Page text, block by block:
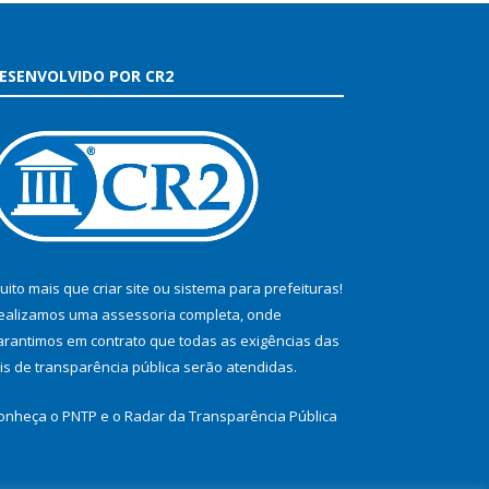
POR CR2
mais que criar site ou sistema para prefeituras!
uma assessoria completa, onde
em contrato que todas as exigências das
de transparência pública serão atendidas.
o PNTP e o Radar da Transparência Pública